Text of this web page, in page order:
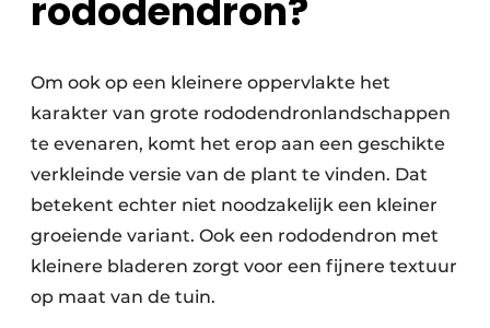
rododendron?
Om ook op een kleinere oppervlakte het
karakter van grote rododendronlandschappen
te evenaren, komt het erop aan een geschikte
verkleinde versie van de plant te vinden. Dat
betekent echter niet noodzakelijk een kleiner
groeiende variant. Ook een rododendron met
kleinere bladeren zorgt voor een fijnere textuur
op maat van de tuin.